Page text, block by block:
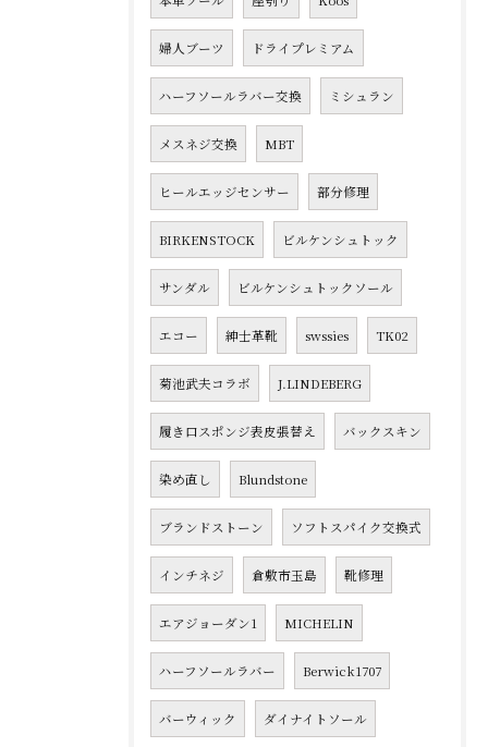
婦人ブーツ ドライプレミアム
ハーフソールラバー交換 ミシュラン
メスネジ交換 MBT
ヒールエッジセンサー 部分修理
BIRKENSTOCK ビルケンシュトック
サンダル ビルケンシュトックソール
エコー 紳士革靴 swssies TK02
菊池武夫コラボ J.LINDEBERG
履き口スポンジ表皮張替え バックスキン
染め直し Blundstone
ブランドストーン ソフトスパイク交換式
インチネジ 倉敷市玉島 靴修理
エアジョーダン1 MICHELIN
ハーフソールラバー Berwick1707
バーウィック ダイナイトソール